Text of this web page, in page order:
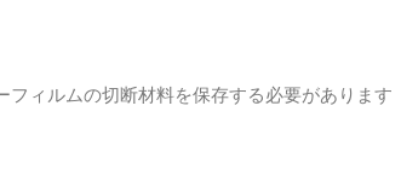
ィルムの切断材料を保存する必要があります